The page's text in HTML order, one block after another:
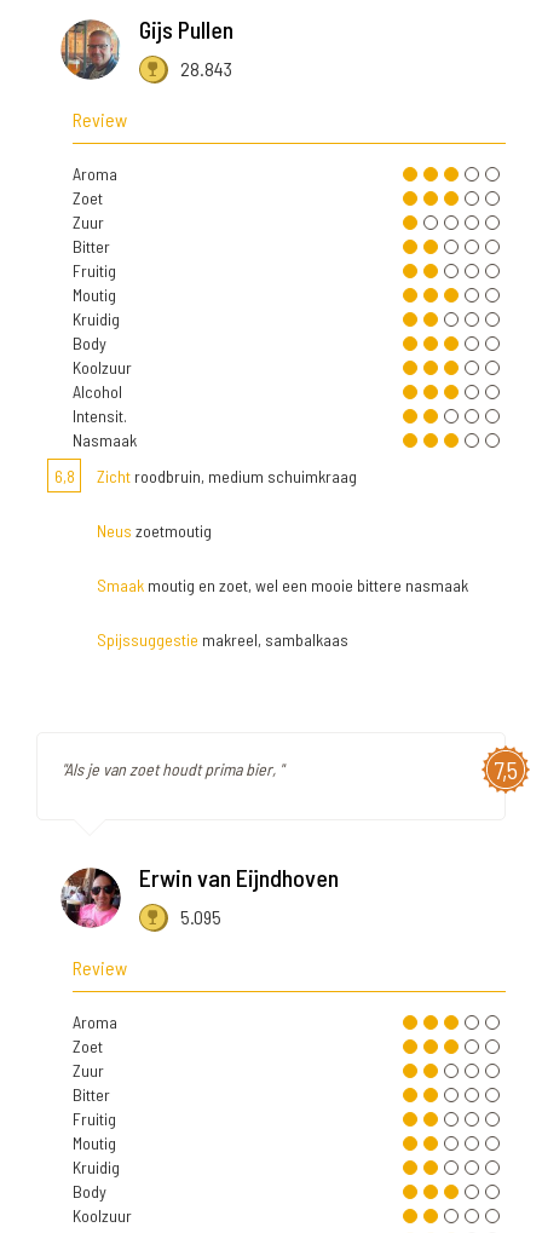
Gijs Pullen
28.843
Review
Aroma
Zoet
Zuur
Bitter
Fruitig
Moutig
Kruidig
Body
Koolzuur
Alcohol
Intensit.
Nasmaak
6,8
Zicht roodbruin, medium schuimkraag
Neus zoetmoutig
Smaak moutig en zoet, wel een mooie bittere nasmaak
Spijssuggestie makreel, sambalkaas
7,5
"Als je van zoet houdt prima bier, "
Erwin van Eijndhoven
5.095
Review
Aroma
Zoet
Zuur
Bitter
Fruitig
Moutig
Kruidig
Body
Koolzuur